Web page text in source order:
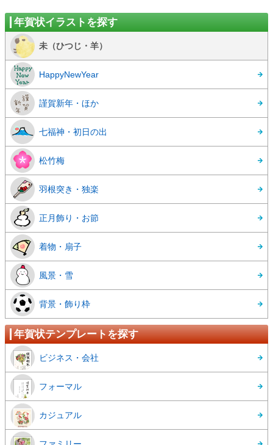
年賀状イラストを探す
未（ひつじ・羊）
HappyNewYear
謹賀新年・ほか
七福神・初日の出
松竹梅
羽根突き・独楽
正月飾り・お節
着物・扇子
風景・雪
背景・飾り枠
年賀状テンプレートを探す
ビジネス・会社
フォーマル
カジュアル